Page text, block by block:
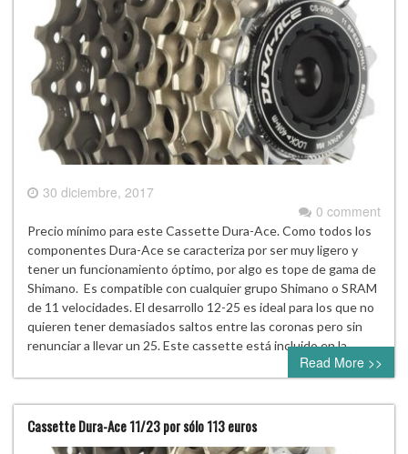
30 diciembre, 2017
0 comment
Precio mínimo para este Cassette Dura-Ace. Como todos los
componentes Dura-Ace se caracteriza por ser muy ligero y
tener un funcionamiento óptimo, por algo es tope de gama de
Shimano. Es compatible con cualquier grupo Shimano o SRAM
de 11 velocidades. El desarrollo 12-25 es ideal para los que no
quieren tener demasiados saltos entre las coronas pero sin
renunciar a llevar un 25. Este cassette está incluido en la…
Read More >>
Cassette Dura-Ace 11/23 por sólo 113 euros